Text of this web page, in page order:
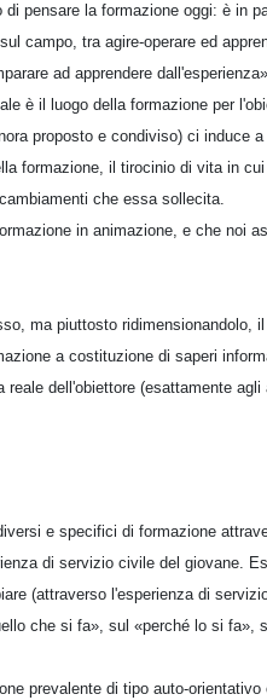
pensare la formazione oggi: è in
campo, tra agire-operare ed
ad apprendere
è il luogo della formazione per
proposto e condiviso) ci induce
formazione, il tirocinio di vita in
che essa sollecita.
in animazione, e che noi
ma piuttosto ridimensionandolo,
a costituzione di saperi
dell'obiettore (esattamente
e specifici di formazione
di servizio civile del giovane.
(attraverso l'esperienza di
che si fa», sul «perché lo si fa»,
prevalente di tipo auto-